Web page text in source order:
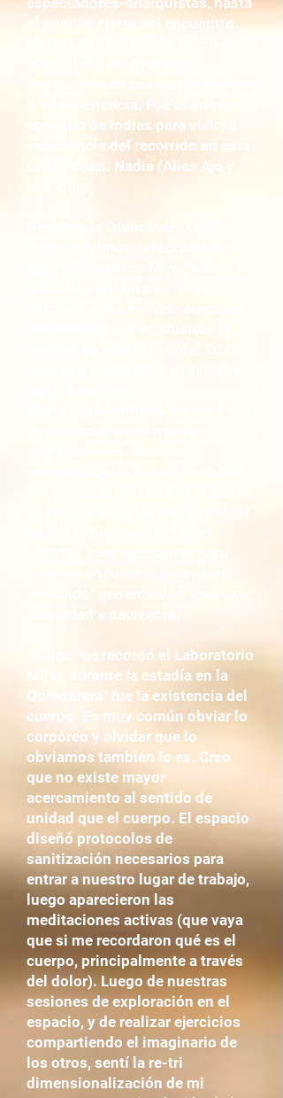
el posible cierre del encuentro.
y su experiencia. Fue el primer
conejillo de indias para vivir la
experiencia del recorrido en esta
casa virtual: Nadia (Alias Ajo y
veracidad y paciencia.
Si algo me recordó el Laboratorio
Mirar, durante la estadía en la
Quiñobrera, fue la existencia del
cuerpo. Es muy común obviar lo
corpóreo y olvidar que lo
obviamos también lo es. Creo
que no existe mayor
acercamiento al sentido de
unidad que el cuerpo. El espacio
diseñó protocolos de
sanitización necesarios para
entrar a nuestro lugar de trabajo,
luego aparecieron las
meditaciones activas (que vaya
que si me recordaron qué es el
cuerpo, principalmente a través
del dolor). Luego de nuestras
sesiones de exploración en el
espacio, y de realizar ejercicios
compartiendo el imaginario de
los otros, sentí la re-tri
dimensionalización de mi